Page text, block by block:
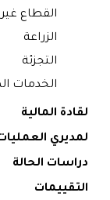
القطاع غير
الزراعة
التجزئة
الخدمات
لقادة المالية
لمديري
دراسات الحالة
التقييمات